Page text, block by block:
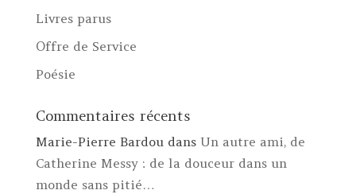
Livres parus
Offre de Service
Poésie
Commentaires récents
Marie-Pierre Bardoudans Un autre ami, de
Catherine Messy : de la douceur dans un
monde sans pitié…